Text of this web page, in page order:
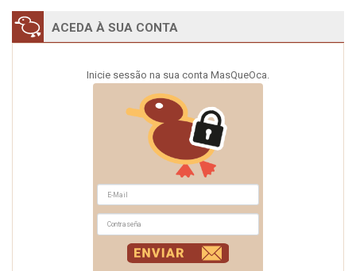
ACEDA À SUA CONTA
Inicie sessão na sua conta MasQueOca.